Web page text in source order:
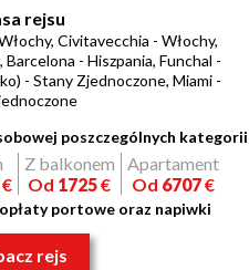
rejsu
Civitavecchia - Włochy,
- Hiszpania, Funchal -
- Stany Zjednoczone, Miami -
poszczególnych kategorii
Z balkonem
Od 1725€
Apartament
Od 6707€
portowe oraz napiwki
rejs